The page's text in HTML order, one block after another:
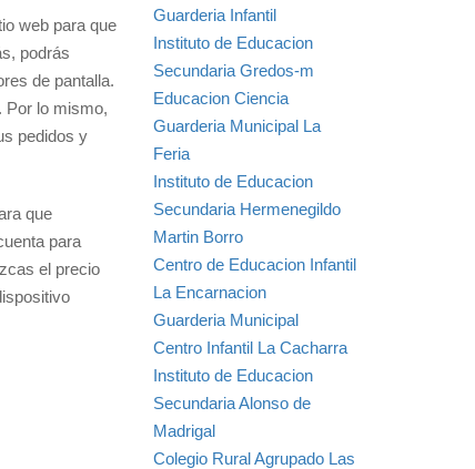
web para que
podrás
de pantalla.
Por lo mismo,
pedidos y
que
para
el precio
Guarderia Infantil
Instituto de Educacion
Secundaria Gredos-m
Educacion Ciencia
Guarderia Municipal La
Feria
Instituto de Educacion
Secundaria Hermenegildo
Martin Borro
Centro de Educacion Infantil
La Encarnacion
Guarderia Municipal
Centro Infantil La Cacharra
Instituto de Educacion
Secundaria Alonso de
Madrigal
Colegio Rural Agrupado Las